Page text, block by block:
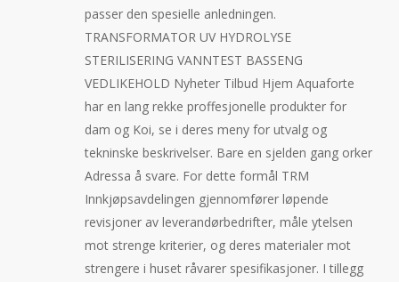
passer den spesielle anledningen.
TRANSFORMATOR UV HYDROLYSE
STERILISERING VANNTEST BASSENG
VEDLIKEHOLD Nyheter Tilbud Hjem Aquaforte
har en lang rekke proffesjonelle produkter for
dam og Koi, se i deres meny for utvalg og
tekninske beskrivelser. Bare en sjelden gang orker
Adressa å svare. For dette formål TRM
Innkjøpsavdelingen gjennomfører løpende
revisjoner av leverandørbedrifter, måle ytelsen
mot strenge kriterier, og deres materialer mot
strengere i huset råvarer spesifikasjoner. I tillegg